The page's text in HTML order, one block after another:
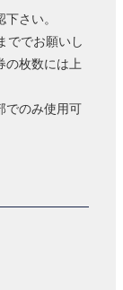
さい。
ででお願いし
の枚数には上
でのみ使用可